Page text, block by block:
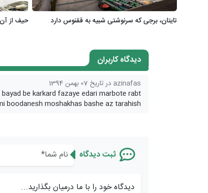
تایتان، برجی که سرنوشتی شبیه به ققنوس دارد حیف از آن
دیدگاه کاربران
azinafas در تاریخ 07 بهمن 1394
be karkard fazaye edari marbote rabt
boodanesh moshakhas bashe az tarahish
ثبت دیدگاه
دیدگاه خود را با ما درمیان بگذارید...